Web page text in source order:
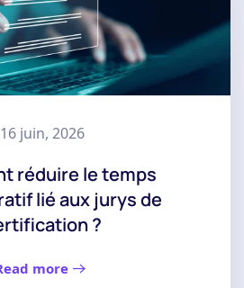
16 juin, 2026
réduire le temps
lié aux jurys de
?
more